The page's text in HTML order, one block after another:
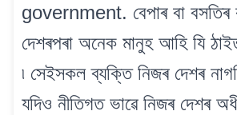
government. বেপাৰ বা বসতিৰ
দেশৰপৰা অনেক মানুহ আহি যি
৷ সেইসকল ব্যক্তি নিজৰ দেশৰ
যদিও নীতিগত ভাৱে নিজৰ দেশৰ